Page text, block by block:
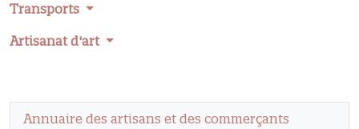
Transports
Artisanat d'art
Annuaire des artisans et des commerçants